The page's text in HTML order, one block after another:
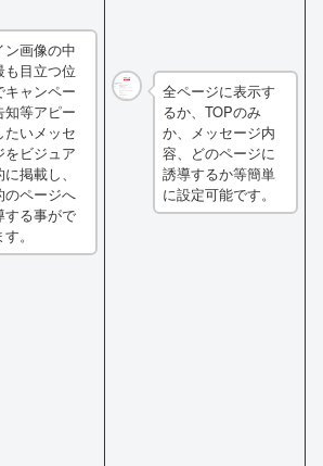
ン画像の中
も目立つ位
キャンペー
知等アピー
たいメッセ
をビジュア
に掲載し、
のページへ
する事がで
。
全ページに表示す
るか、TOPのみ
か、メッセージ内
容、どのページに
誘導するか等簡単
に設定可能です。